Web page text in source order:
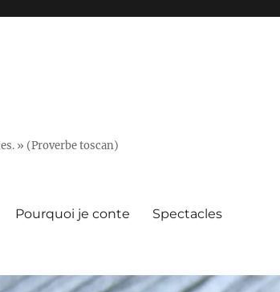
» (Proverbe toscan)
Pourquoi je conte Spectacles